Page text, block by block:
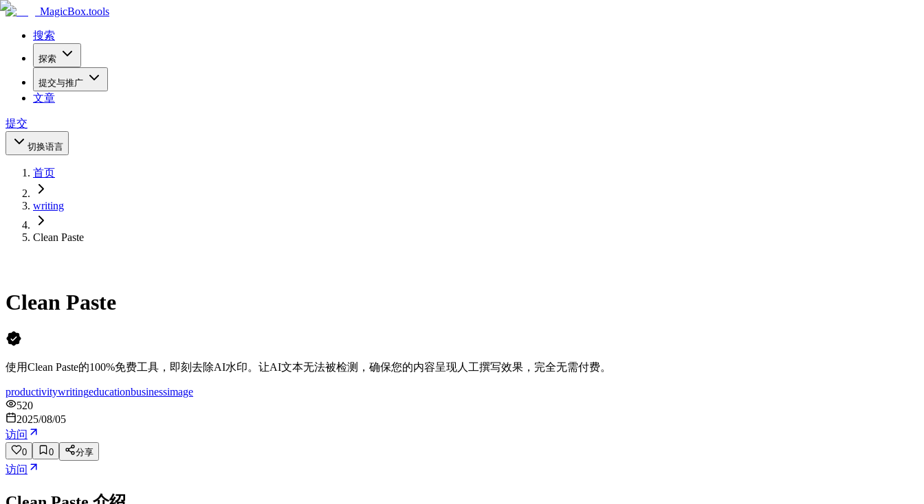
MagicBox.tools
搜索
探索
提交与推广
文章
提交
切换语言
首页
writing
Clean Paste
Clean Paste
使用Clean Paste的100%免费工具，即刻去除AI水印。让AI文本无法被检测，确保您的内容呈现人工撰写效果，完全无需付费。
productivitywritingeducationbusinessimage
520
2025/08/05
访问
0 0 分享
访问